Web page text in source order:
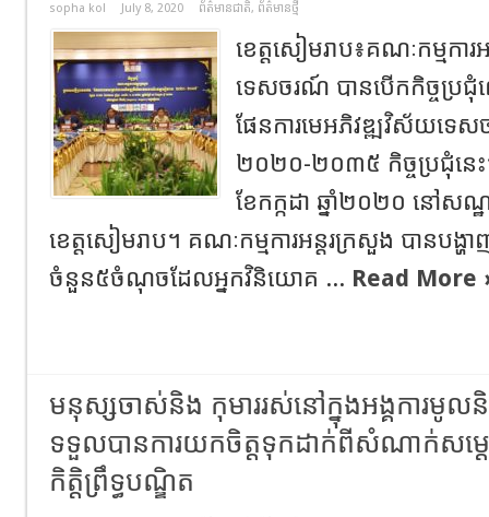
sopha kol July 8, 2020 ព័ត៌មានជាតិ, ព័ត៌មានថ្មី
ខេត្តសៀមរាប៖គណៈកម្មកា
ទេសចរណ៍ បានបើកកិច្ចប្រជុំ
ផែនការមេអភិវឌ្ឍវិស័យទេ
២០២០-២០៣៥ កិច្ចប្រជុំនេះ
ខែកក្កដា ឆ្នាំ២០២០ នៅសណ្
ខេត្តសៀមរាប។ គណៈកម្មការអន្តរក្រសួង បានប
ចំនួន៥ចំណុចដែលអ្នកវិនិយោគ ... Read More
មនុស្សចាស់និង កុមាររស់នៅក្នុងអង្គការមូលនិ
ទទួលបានការយកចិត្តទុកដាក់ពីសំណាក់សម្ដ
កិត្តិព្រឹទ្ធបណ្ឌិត